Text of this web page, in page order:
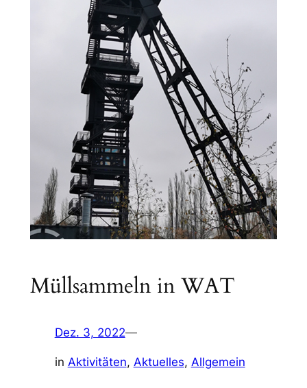
Müllsammeln in WAT
Dez. 3, 2022—
in Aktivitäten, Aktuelles, Allgemein